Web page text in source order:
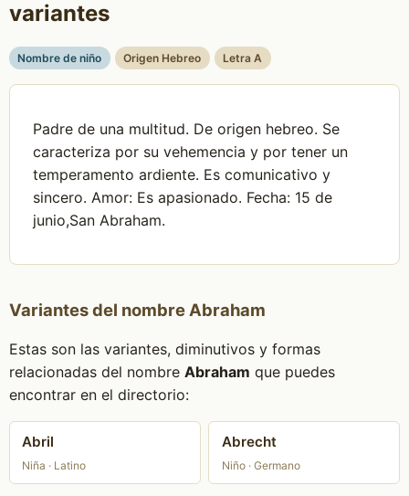
variantes
Nombre de niño Origen Hebreo Letra A
Padre de una multitud. De origen hebreo. Se
caracteriza por su vehemencia y por tener un
temperamento ardiente. Es comunicativo y
sincero. Amor: Es apasionado. Fecha: 15 de
junio,San Abraham.
Variantes del nombre Abraham
Estas son las variantes, diminutivos y formas
relacionadas del nombre Abraham que puedes
encontrar en el directorio:
Abril
Niña · Latino
Abrecht
Niño · Germano